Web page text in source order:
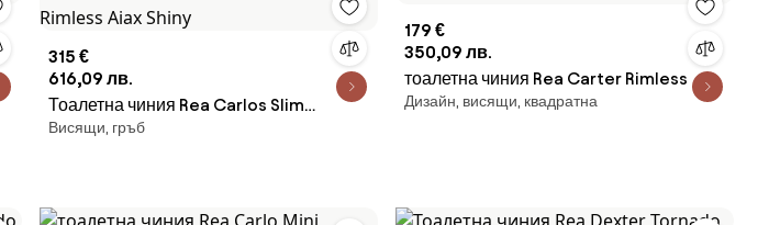
315 €
616,09 лв.
Тоалетна чиния Rea Carlos Slim
Rimless Aiax Shiny
Висящи, гръб
179 €
350,09 лв.
тоалетна чиния Rea Carter Rimless
Дизайн, висящи, квадратна